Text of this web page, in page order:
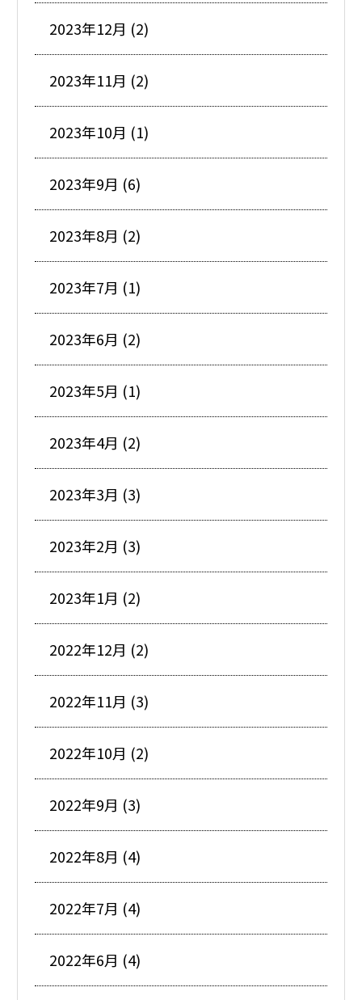
2023年12月 (2)
2023年11月 (2)
2023年10月 (1)
2023年9月 (6)
2023年8月 (2)
2023年7月 (1)
2023年6月 (2)
2023年5月 (1)
2023年4月 (2)
2023年3月 (3)
2023年2月 (3)
2023年1月 (2)
2022年12月 (2)
2022年11月 (3)
2022年10月 (2)
2022年9月 (3)
2022年8月 (4)
2022年7月 (4)
2022年6月 (4)